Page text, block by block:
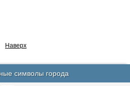
Наверх
символы города